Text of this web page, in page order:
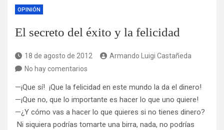
OPINIÓN
El secreto del éxito y la felicidad
18 de agosto de 2012
Armando Luigi Castañeda
No hay comentarios
—¡Que sí! ¡Que la felicidad en este mundo la da el dinero!
—¡Que no, que lo importante es hacer lo que uno quiere!
—¿Y cómo vas a hacer lo que quieres si no tienes dinero?
Ni siquiera podrías tomarte una birra, nada, no podrías